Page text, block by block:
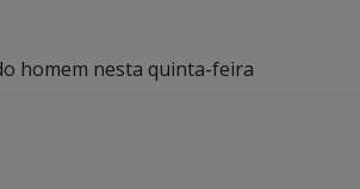
homem nesta quinta-feira